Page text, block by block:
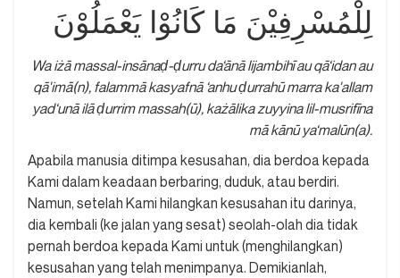
لِلْمُسْرِفِيْنَ مَا كَانُوْا يَعْمَلُوْنَ
Wa iżā massal-insānaḍ-ḍurru da‘ānā lijambihī au qā‘idan au
qā'imā(n), falammā kasyafnā ‘anhu ḍurrahū marra ka'allam
yad‘unā ilā ḍurrim massah(ū), każālika zuyyina lil-musrifīna
mā kānū ya‘malūn(a).
Apabila manusia ditimpa kesusahan, dia berdoa kepada
Kami dalam keadaan berbaring, duduk, atau berdiri.
Namun, setelah Kami hilangkan kesusahan itu darinya,
dia kembali (ke jalan yang sesat) seolah-olah dia tidak
pernah berdoa kepada Kami untuk (menghilangkan)
kesusahan yang telah menimpanya. Demikianlah,